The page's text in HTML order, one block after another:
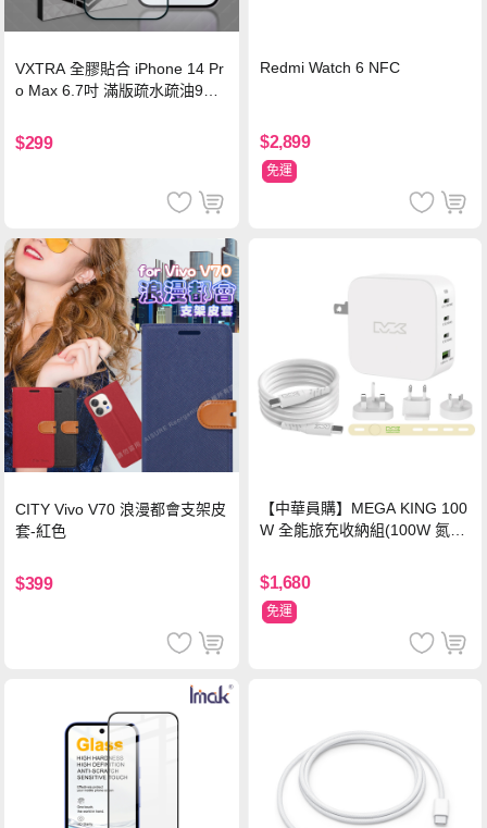
VXTRA 全膠貼合 iPhone 14 Pr
o Max 6.7吋 滿版疏水疏油9H
$299
Redmi Watch 6 NFC
$2,899
免運
CITY Vivo V70 浪漫都會支架皮
套-紅色
$399
【中華員購】MEGA KING 100
W 全能旅充收納組(100W 氮化
萬國轉接器)
$1,680
免運